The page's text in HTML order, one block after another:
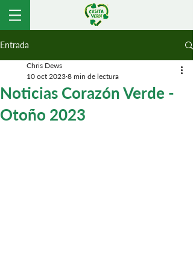
Entrada
Noticias Corazón Verde -
Otoño 2023
Chris Dews
10 oct 2023 8 min de lectura